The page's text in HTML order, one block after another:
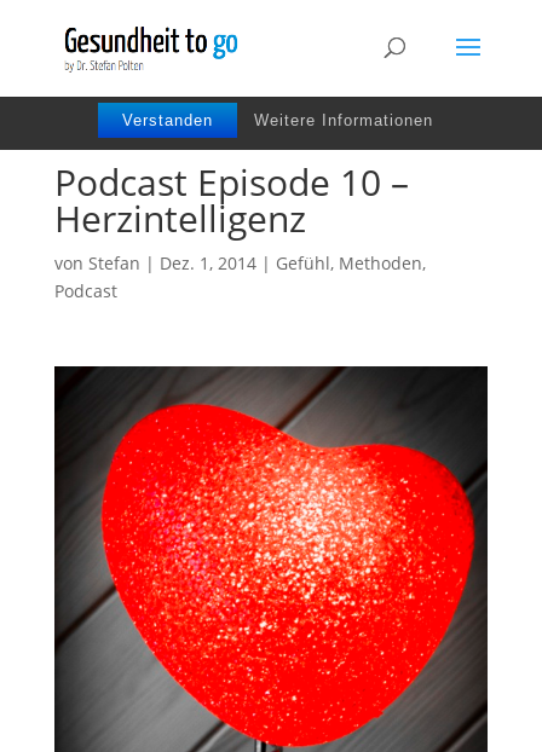
Wir benutzen Cookies um die Nutzerfreundlichkeit
der Webseite zu verbessen. Durch Deinen Besuch
Verstanden Weitere Informationen
Podcast Episode 10 –
Herzintelligenz
von Stefan | Dez. 1, 2014| Gefühl, Methoden,
Podcast